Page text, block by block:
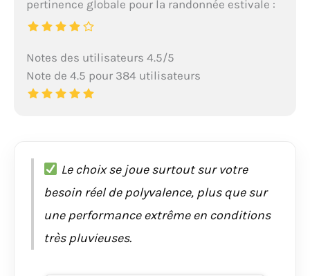
pertinence globale pour la randonnée estivale :
Notes des utilisateurs 4.5/5
Note de 4.5 pour 384 utilisateurs
Le choix se joue surtout sur votre
besoin réel de polyvalence, plus que sur
une performance extrême en conditions
très pluvieuses.